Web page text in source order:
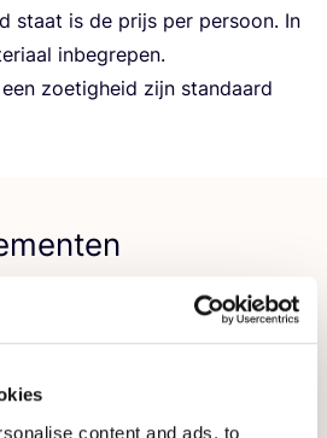
content and ads, to
staat is de prijs per per­soon. In
inbegrepen.
zoe­tig­heid zijn stan­daard